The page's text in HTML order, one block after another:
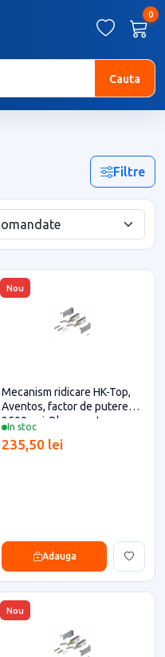
0
Cauta
Filtre
Nou
In stoc
Mecanism ridicare HK-Top,
Aventos, factor de putere
2500, gri, Blum pentru casa
235,50 lei
Adauga
Nou